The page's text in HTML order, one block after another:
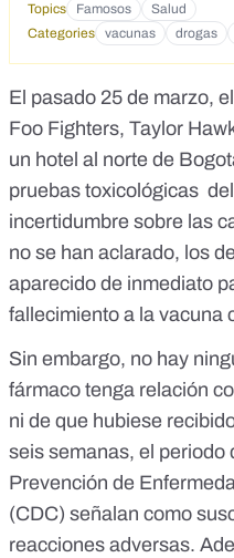
Topics Famosos Salud
Categories
vacunas drogas
El pasado 25 de marzo,
Foo Fighters, Taylor
un hotel al norte de
pruebas toxicológicas
incertidumbre sobre las
no se han aclarado, los
aparecido de inmediato
fallecimiento a la vacuna
Sin embargo, no hay
fármaco tenga relación
ni de que hubiese
seis semanas, el periodo
Prevención de
(CDC) señalan como
reacciones adversas.